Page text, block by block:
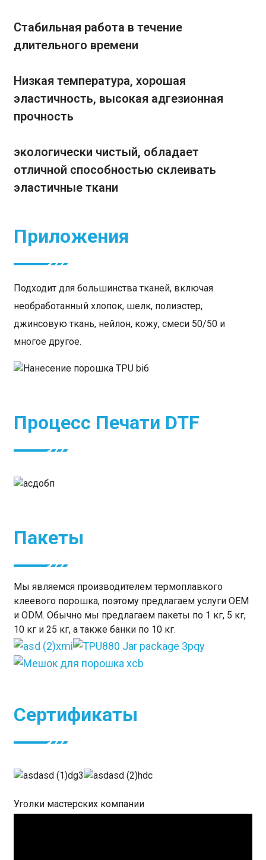
Стабильная работа в течение
длительного времени
Низкая температура, хорошая
эластичность, высокая адгезионная
прочность
экологически чистый, обладает
отличной способностью склеивать
эластичные ткани
Приложения
Подходит для большинства тканей, включая
необработанный хлопок, шелк, полиэстер,
джинсовую ткань, нейлон, кожу, смеси 50/50 и
многое другое.
Процесс Печати DTF
Пакеты
Мы являемся производителем термоплавкого
клеевого порошка, поэтому предлагаем услуги OEM
и ODM. Обычно мы предлагаем пакеты по 1 кг, 5 кг,
10 кг и 25 кг, а также банки по 10 кг.
Сертификаты
Уголки мастерских компании